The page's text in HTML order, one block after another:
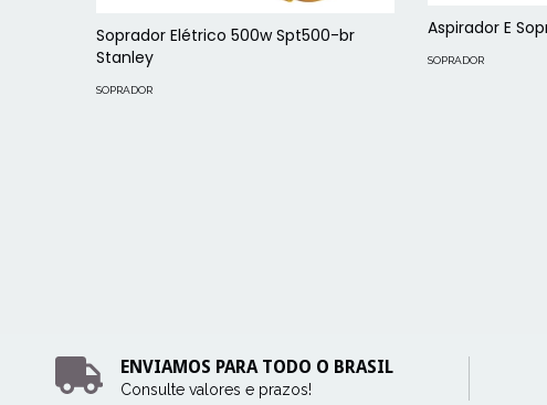
Soprador Elétrico 500w Spt500-br
Stanley
SOPRADOR
Aspirador E
SOPRADOR
ENVIAMOS PARA TODO O BRASIL
Consulte valores e prazos!